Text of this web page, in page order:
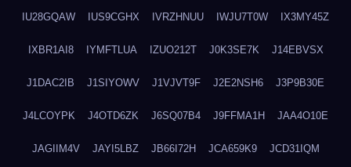
IU28GQAW IUS9CGHX IVRZHNUU IWJU7T0W IX3MY45Z
IXBR1AI8 IYMFTLUA IZUO212T J0K3SE7K J14EBVSX
J1DAC2IB J1SIYOWV J1VJVT9F J2E2NSH6 J3P9B30E
J4LCOYPK J4OTD6ZK J6SQ07B4 J9FFMA1H JAA4O10E
JAGIIM4V JAYI5LBZ JB66I72H JCA659K9 JCD31IQM